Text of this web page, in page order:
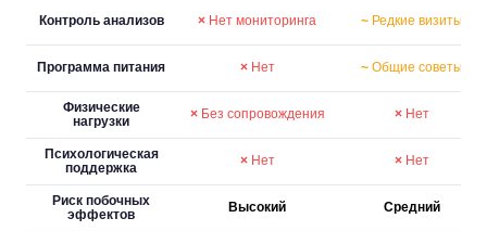
Контроль анализов × Нет мониторинга ~ Редкие визиты
Программа питания ×Нет ~ Общие советы
Физические
нагрузки
×Без сопровождения × Нет
Психологическая
поддержка
×Нет × Нет
Риск побочных
эффектов
Высокий Средний